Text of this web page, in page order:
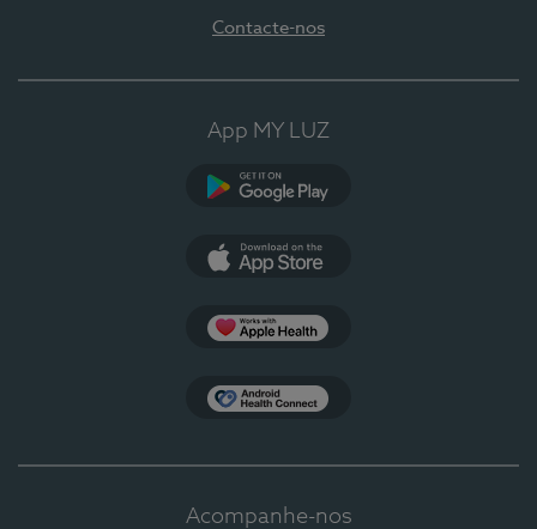
Contacte-nos
App MY LUZ
Acompanhe-nos